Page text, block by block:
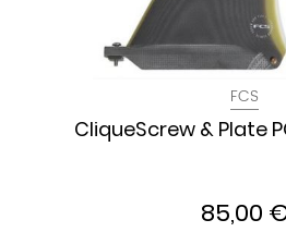
FCS
CliqueScrew & Plate
85,00